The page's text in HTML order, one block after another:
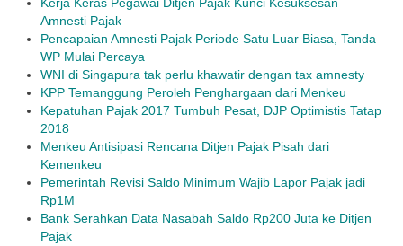
Amnesti Pajak
Pencapaian Amnesti Pajak Periode Satu Luar Biasa, Tanda
WP Mulai Percaya
WNI di Singapura tak perlu khawatir dengan tax amnesty
KPP Temanggung Peroleh Penghargaan dari Menkeu
Kepatuhan Pajak 2017 Tumbuh Pesat, DJP Optimistis Tatap
2018
Menkeu Antisipasi Rencana Ditjen Pajak Pisah dari
Kemenkeu
Pemerintah Revisi Saldo Minimum Wajib Lapor Pajak jadi
Rp1M
Bank Serahkan Data Nasabah Saldo Rp200 Juta ke Ditjen
Pajak